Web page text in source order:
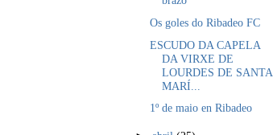
Os goles do Ribadeo FC
ESCUDO DA CAPELA
DA VIRXE DE
LOURDES DE SANTA
MARÍ...
1º de maio en Ribadeo